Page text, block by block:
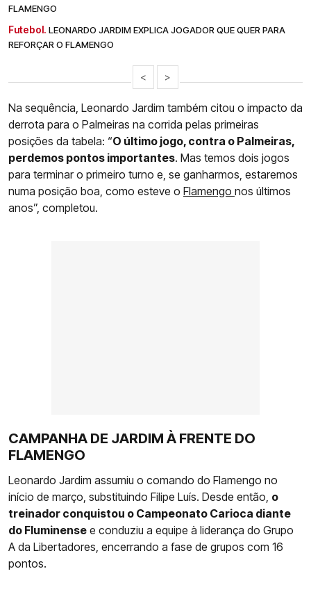
FLAMENGO
Futebol. LEONARDO JARDIM EXPLICA JOGADOR QUE QUER PARA
REFORÇAR O FLAMENGO
< >
Na sequência, Leonardo Jardim também citou o impacto da
derrota para o Palmeiras na corrida pelas primeiras
posições da tabela: “O último jogo, contra o Palmeiras,
perdemos pontos importantes. Mas temos dois jogos
para terminar o primeiro turno e, se ganharmos, estaremos
numa posição boa, como esteve o Flamengo nos últimos
anos”, completou.
CAMPANHA DE JARDIM À FRENTE DO
FLAMENGO
Leonardo Jardim assumiu o comando do Flamengo no
início de março, substituindo Filipe Luís. Desde então, o
treinador conquistou o Campeonato Carioca diante
do Fluminense e conduziu a equipe à liderança do Grupo
A da Libertadores, encerrando a fase de grupos com 16
pontos.